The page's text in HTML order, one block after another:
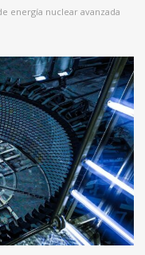
energía nuclear avanzada